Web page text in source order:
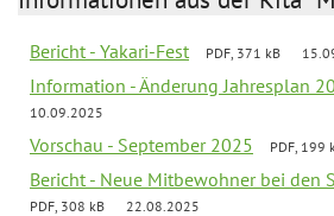
Bericht - Yakari-Fest PDF, 371 kB
Information - Änderung Jahresplan
10.09.2025
Vorschau - September 2025 PDF, 199
Bericht - Neue Mitbewohner bei den
PDF, 308 kB 22.08.2025